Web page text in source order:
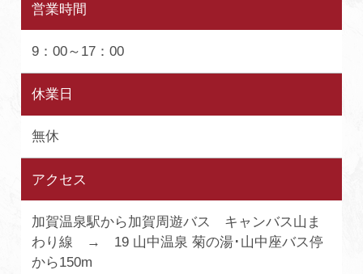
営業時間
9：00～17：00
休業日
無休
アクセス
加賀温泉駅から加賀周遊バス キャンバス山ま
わり線 → 19 山中温泉 菊の湯･山中座バス停
から150m